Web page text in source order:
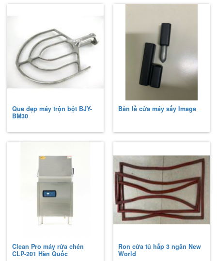
Que dẹp máy trộn bột BJY-
BM30
Bản lề cửa máy sấy Image
Clean Pro máy rửa chén
CLP-201 Hàn Quốc
Ron cửa tủ hấp 3 ngăn New
World